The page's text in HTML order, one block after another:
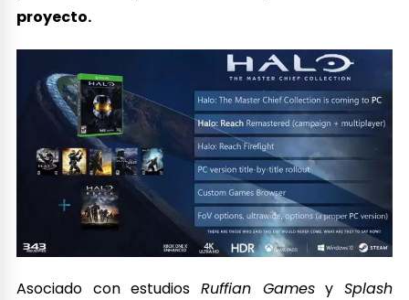
proyecto.
Asociado con estudios Ruffian Gamesy Splash